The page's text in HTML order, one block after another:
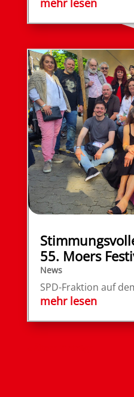
55. Moers
News
SPD-Fraktion auf
mehr lesen